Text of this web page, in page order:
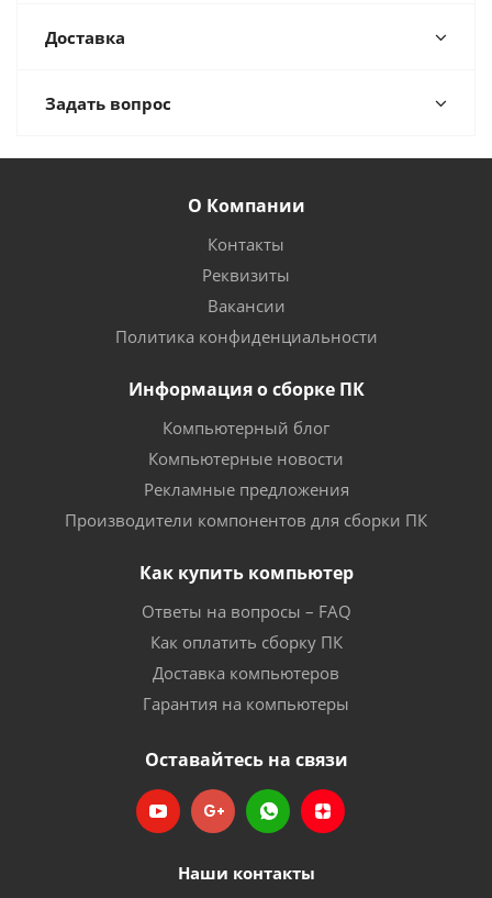
Доставка
Задать вопрос
О Компании
Контакты
Реквизиты
Вакансии
Политика конфиденциальности
Информация о сборке ПК
Компьютерный блог
Компьютерные новости
Рекламные предложения
Производители компонентов для сборки ПК
Как купить компьютер
Ответы на вопросы – FAQ
Как оплатить сборку ПК
Доставка компьютеров
Гарантия на компьютеры
Оставайтесь на связи
Наши контакты